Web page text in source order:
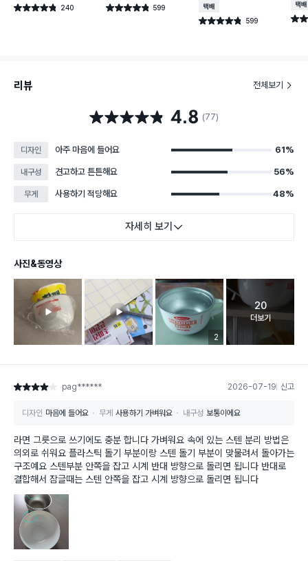
별점 4.8점 240
건 작성 별점 4.8점 599
건 작성
택배배송
별점 4.8점 599
건 작성
택배
별점
리뷰 전체보기
별점 4.8점 4.8 (77)
디자인 아주 마음에 들어요 61%
내구성 견고하고 튼튼해요 56%
무게 사용하기 적당해요 48%
자세히 보기
사진&동영상
리뷰 이미지 등록 개수
2
고객 리뷰
20
더보기
별점 4점 pag****** 2026-07-19 신고
디자인 마음에 들어요 무게 사용하기 가벼워요 내구성 보통이에요
라면 그릇으로 쓰기에도 충분 합니다 가벼워요 속에 있는 스텐 분리 방법은
의외로 쉬워요 플라스틱 돌기 부분이랑 스텐 돌기 부분이 맞물려서 돌아가는
구조예요 스텐부분 안쪽을 잡고 시계 반대 방향으로 돌리면 됩니다 반대로
결합해서 잠글때는 스텐 안쪽을 잡고 시계 방향으로 돌리면 됩니다